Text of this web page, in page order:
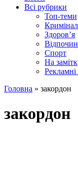
Всі рубрики
Топ-теми
Кримінал
Здоров’я
Спорт
На
Головна » закордон
закордон